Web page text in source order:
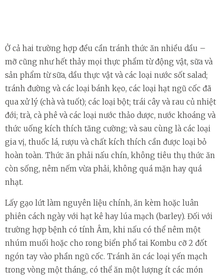
Ở cả hai trường hợp đều cần tránh thức ăn nhiều dầu –
mỡ cũng như hết thảy mọi thực phẩm từ động vật, sữa và
sản phẩm từ sữa, dầu thực vật và các loại nước sốt salad;
tránh đường và các loại bánh kẹo, các loại hạt ngũ cốc đã
qua xử lý (chà và tuốt); các loại bột; trái cây và rau củ nhiệt
đới; trà, cà phê và các loại nước thảo dược, nước khoáng và
thức uống kích thích tăng cường; và sau cùng là các loại
gia vị, thuốc lá, rượu và chất kích thích cần được loại bỏ
hoàn toàn. Thức ăn phải nấu chín, không tiêu thụ thức ăn
còn sống, nêm nếm vừa phải, không quá mặn hay quá
nhạt.
Lấy gạo lứt làm nguyên liệu chính, ăn kèm hoặc luân
phiên cách ngày với hạt kê hay lúa mạch (barley). Đối với
trường hợp bệnh có tính Âm, khi nấu có thể nêm một
nhúm muối hoặc cho rong biển phổ tai Kombu cỡ 2 đốt
ngón tay vào phần ngũ cốc. Tránh ăn các loại yến mạch
trong vòng một tháng, có thể ăn một lượng ít các món